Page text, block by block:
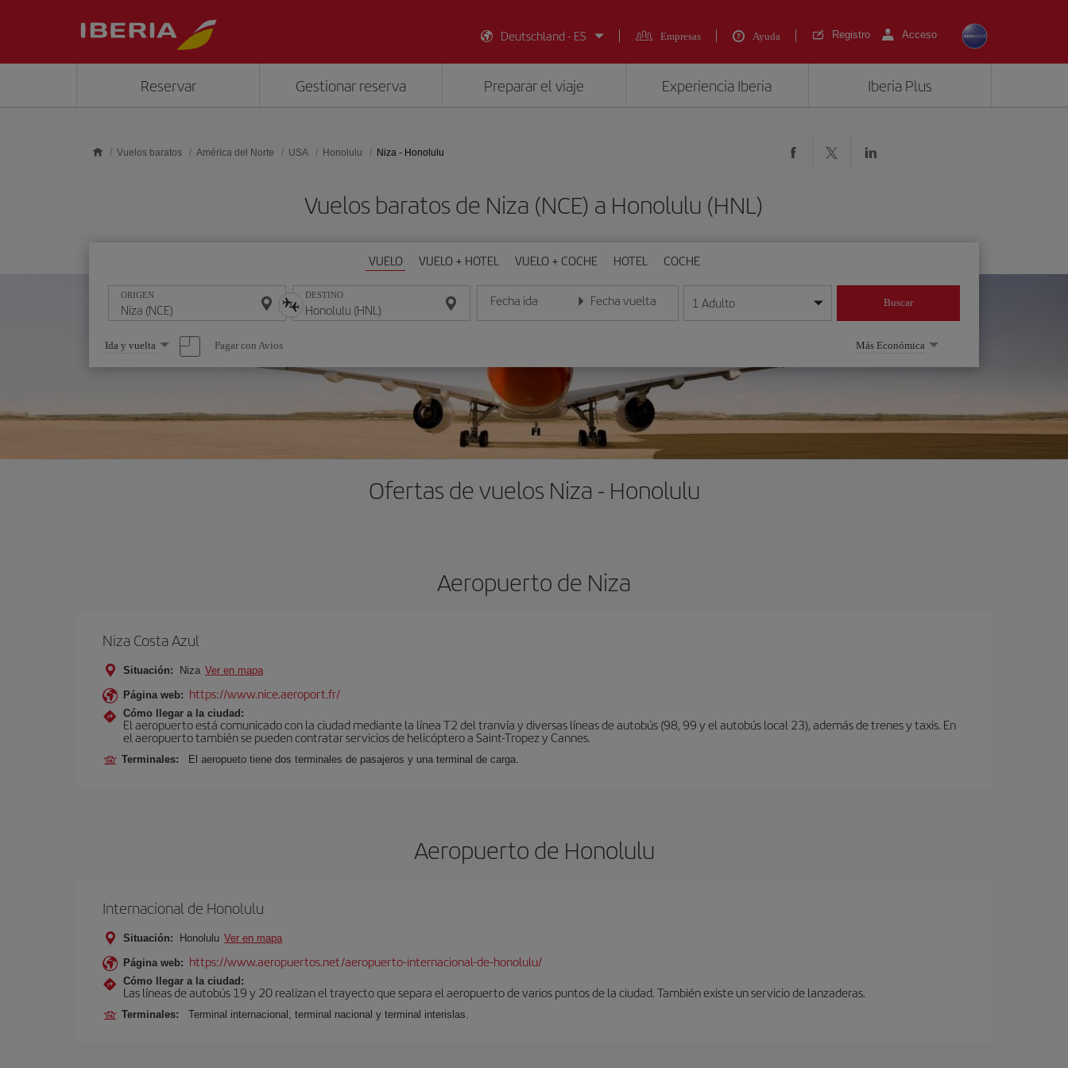
Deutschland - ES
Empresas Ayuda Registro Acceso
Reservar Gestionar reserva Preparar el viaje Experiencia Iberia Iberia Plus
Vuelos baratos América del Norte USA Honolulu Niza - Honolulu
Vuelos baratos de Niza (NCE) a Honolulu (HNL)
VUELO VUELO + HOTEL VUELO + COCHE HOTEL COCHE
ORIGEN DESTINO Fecha ida
Introduce la fecha en formato día/mes/año
Fecha vuelta
Introduce la fecha en formato día/mes/año
1 Adulto Buscar
Seleccione
una
opción
Ida y vuelta Pagar con Avios Más Económica
Ofertas de vuelos Niza - Honolulu
Aeropuerto de Niza
Niza Costa Azul
Situación: Niza Ver en mapa
Página web: https://www.nice.aeroport.fr/
Cómo llegar a la ciudad:
El aeropuerto está comunicado con la ciudad mediante la línea T2 del tranvía y diversas líneas de autobús (98, 99 y el autobús local 23), además de trenes y taxis. En
el aeropuerto también se pueden contratar servicios de helicóptero a Saint-Tropez y Cannes.
Terminales: El aeropueto tiene dos terminales de pasajeros y una terminal de carga.
Aeropuerto de Honolulu
Internacional de Honolulu
Situación: Honolulu Ver en mapa
Página web: https://www.aeropuertos.net/aeropuerto-internacional-de-honolulu/
Cómo llegar a la ciudad:
Las líneas de autobús 19 y 20 realizan el trayecto que separa el aeropuerto de varios puntos de la ciudad. También existe un servicio de lanzaderas.
Terminales: Terminal internacional, terminal nacional y terminal interislas.